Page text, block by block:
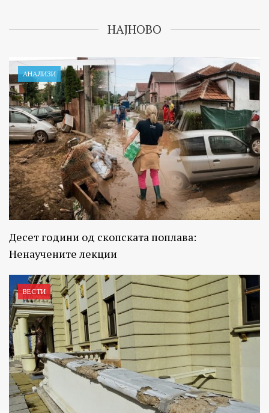
НАЈНОВО
АНАЛИЗИ
Десет години од скопската поплава:
Ненаучените лекции
ВЕСТИ